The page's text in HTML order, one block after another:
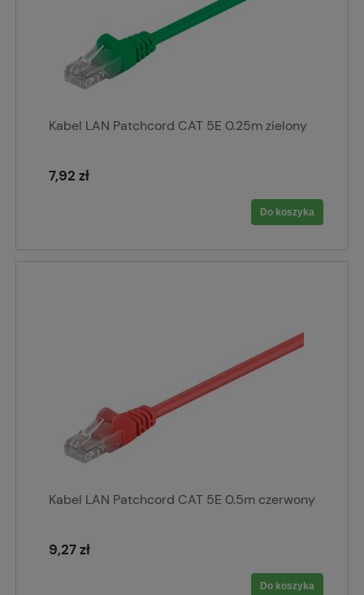
Kabel LAN Patchcord CAT 5E 0.25m zielony
7,92 zł
Do koszyka
Kabel LAN Patchcord CAT 5E 0.5m czerwony
9,27 zł
Do koszyka